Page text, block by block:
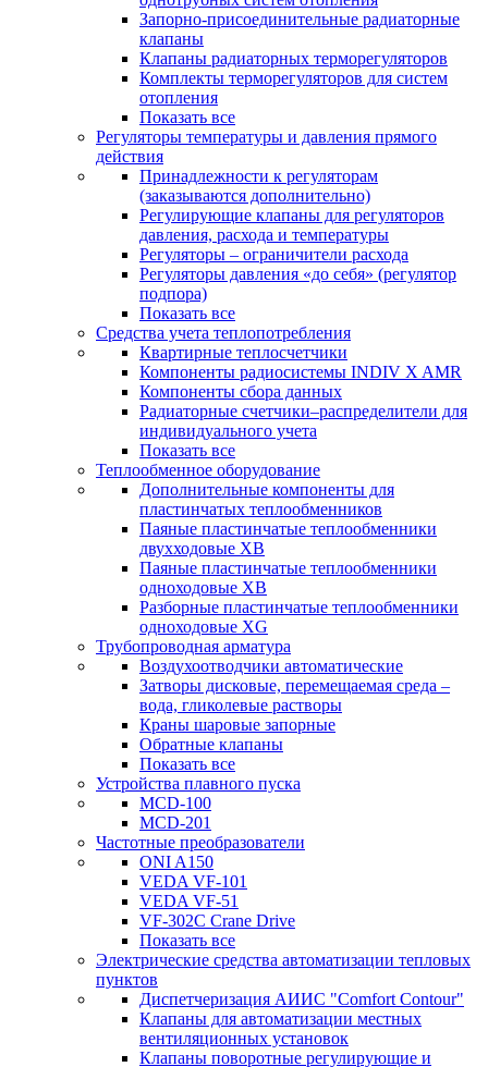
Запорно-присоединительные радиаторные
клапаны
Клапаны радиаторных терморегуляторов
Комплекты терморегуляторов для систем
отопления
Показать все
Регуляторы температуры и давления прямого
действия
Принадлежности к регуляторам
(заказываются дополнительно)
Регулирующие клапаны для регуляторов
давления, расхода и температуры
Регуляторы – ограничители расхода
Регуляторы давления «до себя» (регулятор
подпора)
Показать все
Средства учета теплопотребления
Квартирные теплосчетчики
Компоненты радиосистемы INDIV X AMR
Компоненты сбора данных
Радиаторные счетчики–распределители для
индивидуального учета
Показать все
Теплообменное оборудование
Дополнительные компоненты для
пластинчатых теплообменников
Паяные пластинчатые теплообменники
двухходовые XB
Паяные пластинчатые теплообменники
одноходовые ХВ
Разборные пластинчатые теплообменники
одноходовые ХG
Трубопроводная арматура
Воздухоотводчики автоматические
Затворы дисковые, перемещаемая среда –
вода, гликолевые растворы
Краны шаровые запорные
Обратные клапаны
Показать все
Устройства плавного пуска
MCD-100
MCD-201
Частотные преобразователи
ONI A150
VEDA VF-101
VEDA VF-51
VF-302C Crane Drive
Показать все
Электрические средства автоматизации тепловых
пунктов
Диспетчеризация АИИС "Comfort Contour"
Клапаны для автоматизации местных
вентиляционных установок
Клапаны поворотные регулирующие и